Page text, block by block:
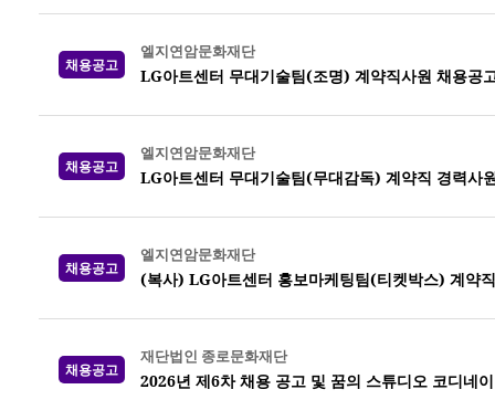
채용공고
엘지연암문화재단
LG아트센터 무대기술팀(조명) 계약직사원 채용공
채용공고
엘지연암문화재단
LG아트센터 무대기술팀(무대감독) 계약직 경력사
채용공고
엘지연암문화재단
(복사) LG아트센터 홍보마케팅팀(티켓박스) 계약
채용공고
재단법인 종로문화재단
2026년 제6차 채용 공고 및 꿈의 스튜디오 코디네